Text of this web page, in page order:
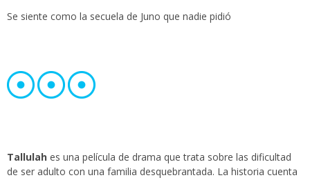
Se siente como la secuela de Juno que nadie pidió
Tallulah es una película de drama que trata sobre las dificultad
de ser adulto con una familia desquebrantada. La historia cuenta